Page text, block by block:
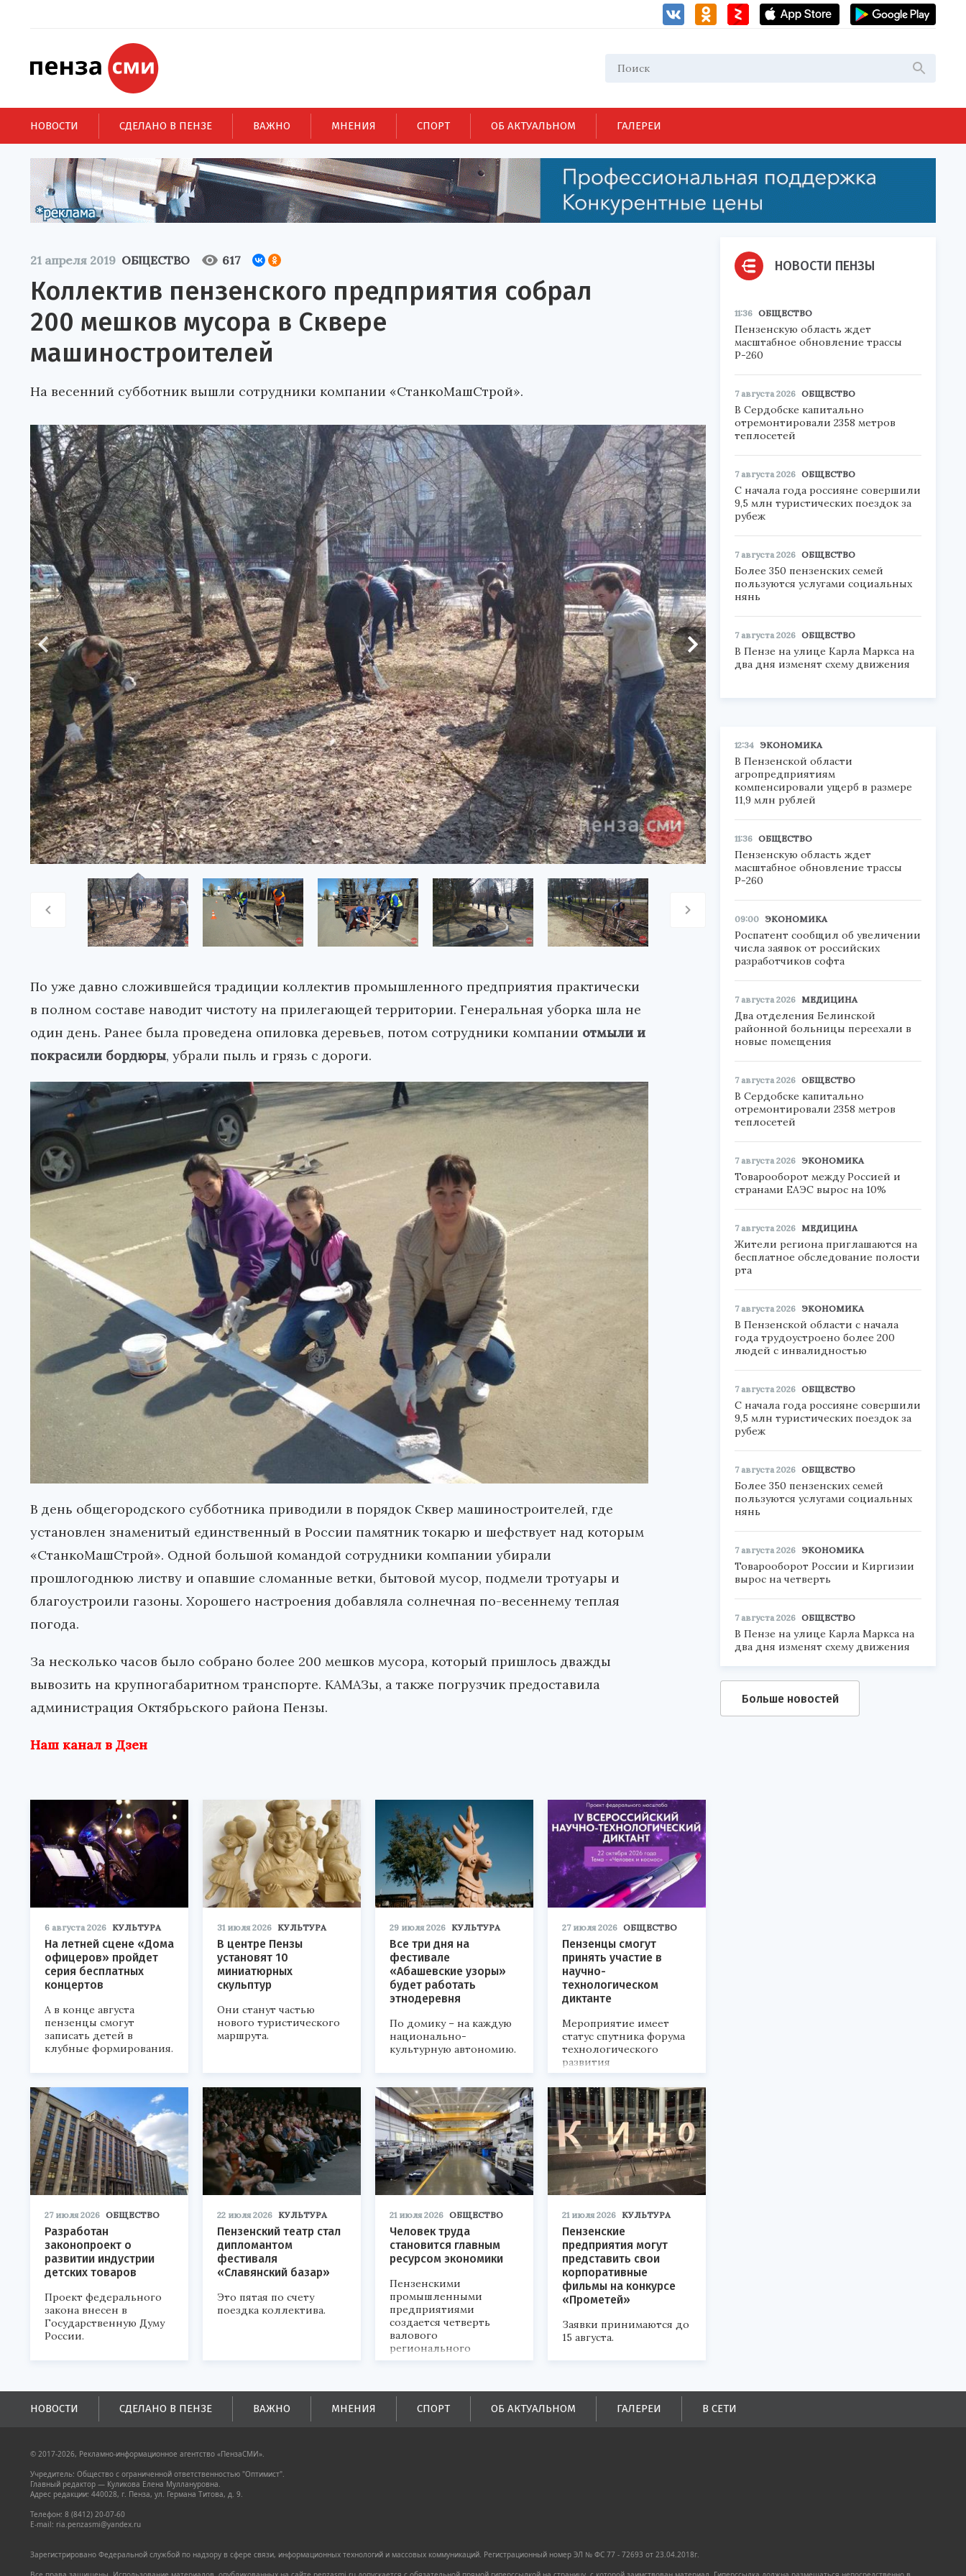
НОВОСТИ СДЕЛАНО В ПЕНЗЕ ВАЖНО МНЕНИЯ СПОРТ ОБ АКТУАЛЬНОМ ГАЛЕРЕИ
21 апреля 2019 ОБЩЕСТВО 617
Коллектив пензенского предприятия собрал
200 мешков мусора в Сквере
машиностроителей
На весенний субботник вышли сотрудники компании «СтанкоМашСтрой».
По уже давно сложившейся традиции коллектив промышленного предприятия практически
в полном составе наводит чистоту на прилегающей территории. Генеральная уборка шла не
один день. Ранее была проведена опиловка деревьев, потом сотрудники компании отмыли и
покрасили бордюры, убрали пыль и грязь с дороги.
В день общегородского субботника приводили в порядок Сквер машиностроителей, где
установлен знаменитый единственный в России памятник токарю и шефствует над которым
«СтанкоМашСтрой». Одной большой командой сотрудники компании убирали
прошлогоднюю листву и опавшие сломанные ветки, бытовой мусор, подмели тротуары и
благоустроили газоны. Хорошего настроения добавляла солнечная по-весеннему теплая
погода.
За несколько часов было собрано более 200 мешков мусора, который пришлось дважды
вывозить на крупногабаритном транспорте. КАМАЗы, а также погрузчик предоставила
администрация Октябрьского района Пензы.
Наш канал в Дзен
6 августа 2026 КУЛЬТУРА
На летней сцене «Дома
офицеров» пройдет
серия бесплатных
концертов
А в конце августа
пензенцы смогут
записать детей в
клубные формирования.
31 июля 2026 КУЛЬТУРА
В центре Пензы
установят 10
миниатюрных
скульптур
Они станут частью
нового туристического
маршрута.
29 июля 2026 КУЛЬТУРА
Все три дня на
фестивале
«Абашевские узоры»
будет работать
этнодеревня
По домику – на каждую
национально-
культурную автономию.
27 июля 2026 ОБЩЕСТВО
Пензенцы смогут
принять участие в
научно-
технологическом
диктанте
Мероприятие имеет
статус спутника форума
технологического
развития
«Технопром-2026».
27 июля 2026 ОБЩЕСТВО
Разработан
законопроект о
развитии индустрии
детских товаров
Проект федерального
закона внесен в
Государственную Думу
России.
22 июля 2026 КУЛЬТУРА
Пензенский театр стал
дипломантом
фестиваля
«Славянский базар»
Это пятая по счету
поездка коллектива.
21 июля 2026 ОБЩЕСТВО
Человек труда
становится главным
ресурсом экономики
Пензенскими
промышленными
предприятиями
создается четверть
валового
регионального
продукта и
поступлений в
бюджеты всех уровней.
21 июля 2026 КУЛЬТУРА
Пензенские
предприятия могут
представить свои
корпоративные
фильмы на конкурсе
«Прометей»
Заявки принимаются до
15 августа.
НОВОСТИ ПЕНЗЫ
11:36 ОБЩЕСТВО
Пензенскую область ждет
масштабное обновление трассы
Р-260
7 августа 2026 ОБЩЕСТВО
В Сердобске капитально
отремонтировали 2358 метров
теплосетей
7 августа 2026 ОБЩЕСТВО
С начала года россияне совершили
9,5 млн туристических поездок за
рубеж
7 августа 2026 ОБЩЕСТВО
Более 350 пензенских семей
пользуются услугами социальных
нянь
7 августа 2026 ОБЩЕСТВО
В Пензе на улице Карла Маркса на
два дня изменят схему движения
12:34 ЭКОНОМИКА
В Пензенской области
агропредприятиям
компенсировали ущерб в размере
11,9 млн рублей
11:36 ОБЩЕСТВО
Пензенскую область ждет
масштабное обновление трассы
Р-260
09:00 ЭКОНОМИКА
Роспатент сообщил об увеличении
числа заявок от российских
разработчиков софта
7 августа 2026 МЕДИЦИНА
Два отделения Белинской
районной больницы переехали в
новые помещения
7 августа 2026 ОБЩЕСТВО
В Сердобске капитально
отремонтировали 2358 метров
теплосетей
7 августа 2026 ЭКОНОМИКА
Товарооборот между Россией и
странами ЕАЭС вырос на 10%
7 августа 2026 МЕДИЦИНА
Жители региона приглашаются на
бесплатное обследование полости
рта
7 августа 2026 ЭКОНОМИКА
В Пензенской области с начала
года трудоустроено более 200
людей с инвалидностью
7 августа 2026 ОБЩЕСТВО
С начала года россияне совершили
9,5 млн туристических поездок за
рубеж
7 августа 2026 ОБЩЕСТВО
Более 350 пензенских семей
пользуются услугами социальных
нянь
7 августа 2026 ЭКОНОМИКА
Товарооборот России и Киргизии
вырос на четверть
7 августа 2026 ОБЩЕСТВО
В Пензе на улице Карла Маркса на
два дня изменят схему движения
Больше новостей
НОВОСТИ СДЕЛАНО В ПЕНЗЕ ВАЖНО МНЕНИЯ СПОРТ ОБ АКТУАЛЬНОМ ГАЛЕРЕИ В СЕТИ
© 2017-2026, Рекламно-информационное агентство «ПензаСМИ».
Учредитель: Общество с ограниченной ответственностью "Оптимист".
Главный редактор — Куликова Елена Муллануровна.
Адрес редакции: 440028, г. Пенза, ул. Германа Титова, д. 9.
Телефон: 8 (8412) 20-07-60
E-mail: ria.penzasmi@yandex.ru
Зарегистрировано Федеральной службой по надзору в сфере связи, информационных технологий и массовых коммуникаций. Регистрационный номер ЭЛ № ФС 77 - 72693 от 23.04.2018г.